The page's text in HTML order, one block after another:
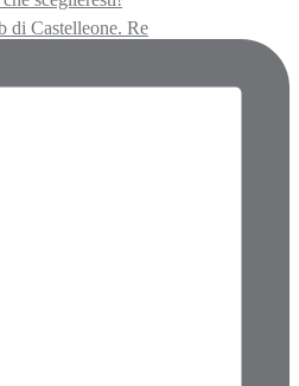
di Castelleone. Re